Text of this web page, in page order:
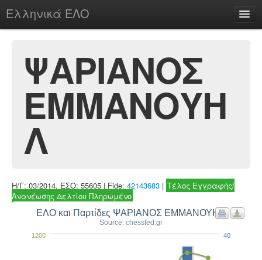
Ελληνικά ΕΛΟ
chesstu.be @ discord
Login
ΨΑΡΙΑΝΟΣ
ΕΜΜΑΝΟΥΗ
Λ
Η/Γ: 03/2014, ΕΣΟ: 55605 | Fide: 42143683 | Τέλος Εγγραφής/
Ανανέωσης Δελτίου Πληρωμένο
ΕΛΟ και Παρτίδες ΨΑΡΙΑΝΟΣ ΕΜΜΑΝΟΥΗΛ
Source: chessfed.gr
1200 40